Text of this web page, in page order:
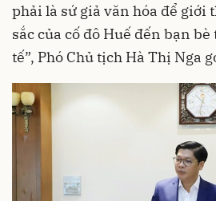
phải là sứ giả văn hóa để giới
sắc của cố đô Huế đến bạn
tế”, Phó Chủ tịch Hà Thị Nga